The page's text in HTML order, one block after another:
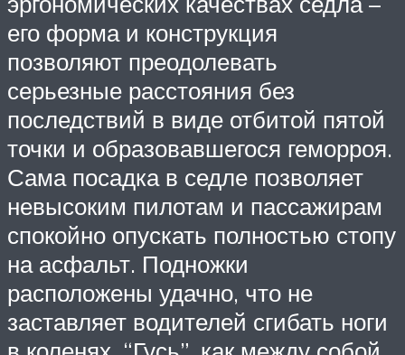
его форма и конструкция
позволяют преодолевать
серьезные расстояния без
последствий в виде отбитой пятой
точки и образовавшегося геморроя.
Сама посадка в седле позволяет
невысоким пилотам и пассажирам
спокойно опускать полностью стопу
на асфальт. Подножки
расположены удачно, что не
заставляет водителей сгибать ноги